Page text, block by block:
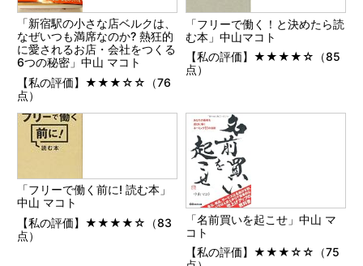
「新宿駅の小さな店ベルクは、
なぜいつも満席なのか? 熱狂的
に愛されるお店・会社をつくる
6つの秘密」中山 マコト
【私の評価】★★★☆☆（76
点）
「フリーで働く！と決めたら読
む本」中山マコト
【私の評価】★★★★☆（85
点）
「フリーで働く前に! 読む本」
中山 マコト
【私の評価】★★★★☆（83
点）
「名前買いを起こせ」中山 マ
コト
【私の評価】★★★☆☆（75